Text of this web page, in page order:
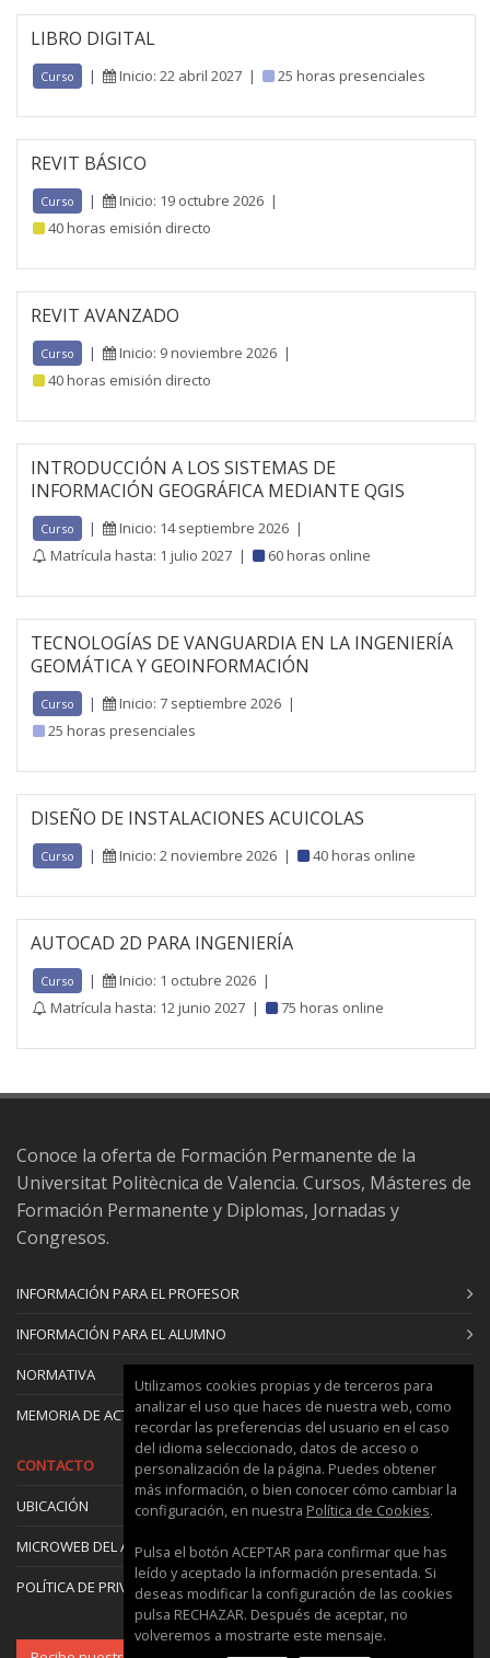
LIBRO DIGITAL
Curso | Inicio: 22 abril 2027 | 25 horas presenciales
REVIT BÁSICO
Curso | Inicio: 19 octubre 2026 |
40 horas emisión directo
REVIT AVANZADO
Curso | Inicio: 9 noviembre 2026 |
40 horas emisión directo
INTRODUCCIÓN A LOS SISTEMAS DE
INFORMACIÓN GEOGRÁFICA MEDIANTE QGIS
Curso | Inicio: 14 septiembre 2026 |
Matrícula hasta: 1 julio 2027 | 60 horas online
TECNOLOGÍAS DE VANGUARDIA EN LA INGENIERÍA
GEOMÁTICA Y GEOINFORMACIÓN
Curso | Inicio: 7 septiembre 2026 |
25 horas presenciales
DISEÑO DE INSTALACIONES ACUICOLAS
Curso | Inicio: 2 noviembre 2026 | 40 horas online
AUTOCAD 2D PARA INGENIERÍA
Curso | Inicio: 1 octubre 2026 |
Matrícula hasta: 12 junio 2027 | 75 horas online
Conoce la oferta de Formación Permanente de la
Universitat Politècnica de Valencia. Cursos, Másteres de
Formación Permanente y Diplomas, Jornadas y
Congresos.
INFORMACIÓN PARA EL PROFESOR
INFORMACIÓN PARA EL ALUMNO
NORMATIVA
MEMORIA DE ACTIVIDADES
CONTACTO
UBICACIÓN
MICROWEB DEL ÁREA
POLÍTICA DE PRIVACIDAD Y COOKIES
Utilizamos cookies propias y de terceros para
analizar el uso que haces de nuestra web, como
recordar las preferencias del usuario en el caso
del idioma seleccionado, datos de acceso o
personalización de la página. Puedes obtener
más información, o bien conocer cómo cambiar la
configuración, en nuestra Política de Cookies.
Pulsa el botón ACEPTAR para confirmar que has
leído y aceptado la información presentada. Si
deseas modificar la configuración de las cookies
pulsa RECHAZAR. Después de aceptar, no
volveremos a mostrarte este mensaje.